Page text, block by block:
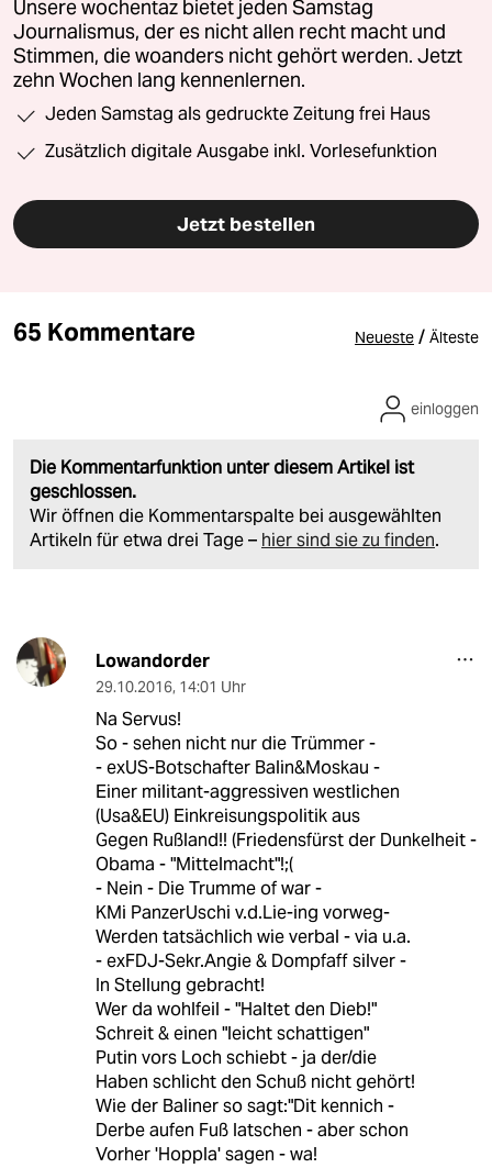
Unsere wochentaz bietet jeden Samstag
Journalismus, der es nicht allen recht macht und
Stimmen, die woanders nicht gehört werden. Jetzt
zehn Wochen lang kennenlernen.
Jeden Samstag als gedruckte Zeitung frei Haus
Zusätzlich digitale Ausgabe inkl. Vorlesefunktion
Jetzt bestellen
65 Kommentare Neueste / Älteste
Die Kommentarfunktion unter diesem Artikel ist
geschlossen.
Wir öffnen die Kommentarspalte bei ausgewählten
Artikeln für etwa drei Tage – hier sind sie zu finden.
einloggen
Lowandorder
29.10.2016, 14:01 Uhr
Na Servus!
So - sehen nicht nur die Trümmer -
- exUS-Botschafter Balin&Moskau -
Einer militant-aggressiven westlichen
(Usa&EU) Einkreisungspolitik aus
Gegen Rußland!! (Friedensfürst der Dunkelheit -
Obama - "Mittelmacht"!;(
- Nein - Die Trumme of war -
KMi PanzerUschi v.d.Lie-ing vorweg-
Werden tatsächlich wie verbal - via u.a.
- exFDJ-Sekr.Angie & Dompfaff silver -
In Stellung gebracht!
Wer da wohlfeil - "Haltet den Dieb!"
Schreit & einen "leicht schattigen"
Putin vors Loch schiebt - ja der/die
Haben schlicht den Schuß nicht gehört!
Wie der Baliner so sagt:"Dit kennich -
Derbe aufen Fuß latschen - aber schon
Vorher 'Hoppla' sagen - wa!